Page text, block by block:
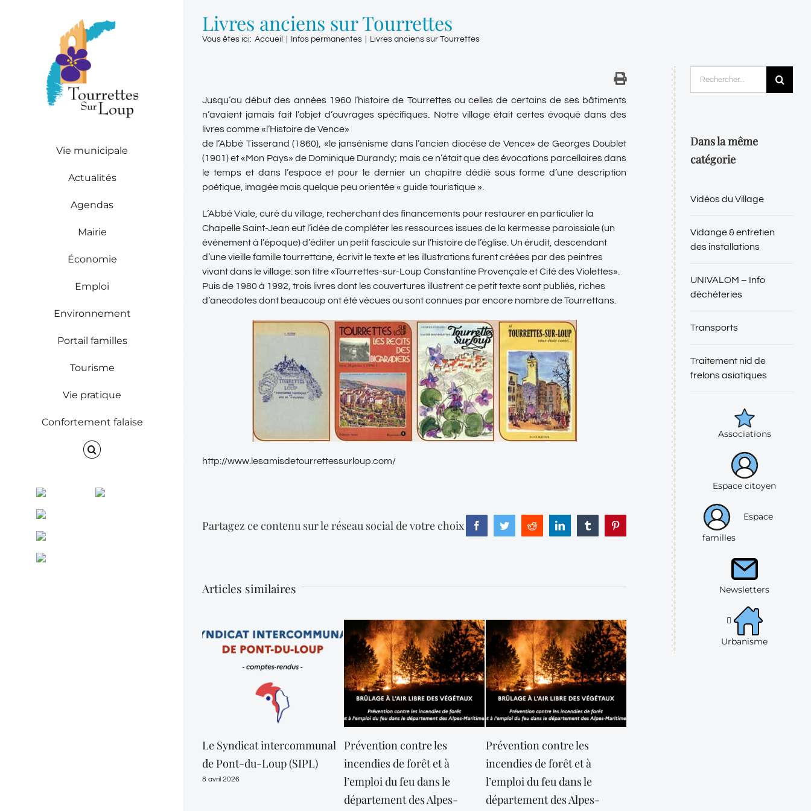
Vie municipale
Actualités
Agendas
Mairie
Économie
Emploi
Environnement
Portail familles
Tourisme
Vie pratique
Confortement falaise
Facebook Instagram
ENVINET
RRS
RSS
Livres anciens sur Tourrettes
Vous êtes ici: Accueil Infos permanentes Livres anciens sur Tourrettes
Jusqu’au début des années 1960 l’histoire de Tourrettes ou celles de certains de ses bâtiments
n’avaient jamais fait l’objet d’ouvrages spécifiques. Notre village était certes évoqué dans des
livres comme «l’Histoire de Vence»
de l’Abbé Tisserand (1860), «le jansénisme dans l’ancien diocèse de Vence» de Georges Doublet
(1901) et «Mon Pays» de Dominique Durandy; mais ce n’était que des évocations parcellaires dans
le temps et dans l’espace et pour le dernier un chapitre dédié sous forme d’une description
poétique, imagée mais quelque peu orientée « guide touristique ».
L’Abbé Viale, curé du village, recherchant des financements pour restaurer en particulier la
Chapelle Saint-Jean eut l’idée de compléter les ressources issues de la kermesse paroissiale (un
événement à l’époque) d’éditer un petit fascicule sur l’histoire de l’église. Un érudit, descendant
d’une vieille famille tourrettane, écrivit le texte et les illustrations furent créées par des peintres
vivant dans le village: son titre «Tourrettes-sur-Loup Constantine Provençale et Cité des Violettes».
Puis de 1980 à 1992, trois livres dont les couvertures illustrent ce petit texte sont publiés, riches
d’anecdotes dont beaucoup ont été vécues ou sont connues par encore nombre de Tourrettans.
http://www.lesamisdetourrettessurloup.com/
Partagez ce contenu sur le réseau social de votre choix FacebookTwitterReddit LinkedIn Tumblr
Articles similaires
Le Syndicat intercommunal
de Pont-du-Loup (SIPL)
8 avril 2026
Prévention contre les
incendies de forêt et à
l’emploi du feu dans le
département des Alpes-
Prévention contre les
incendies de forêt et à
l’emploi du feu dans le
département des Alpes-
Dans la même
catégorie
Vidéos du Village
Vidange & entretien
des installations
UNIVALOM – Info
déchèteries
Transports
Traitement nid de
frelons asiatiques
Associations
Espace citoyen
Espace
familles
Newsletters
Urbanisme